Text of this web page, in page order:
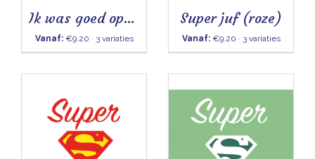
Ik was goed opgeleid
Vanaf:€9.20 · 3 variaties
Super juf (roze)
Vanaf:€9.20 · 3 variaties